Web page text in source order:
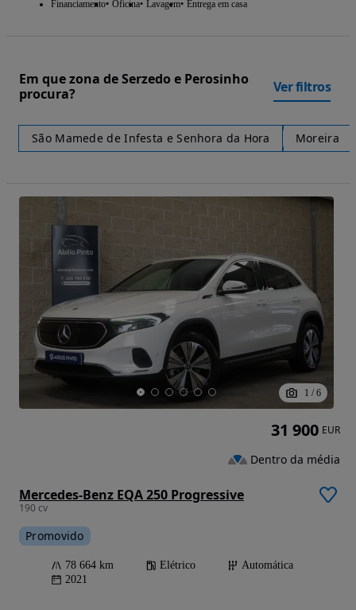
Financiamento Oficina Lavagem Entrega em casa
Em que zona de Serzedo e Perosinho
procura?
Ver filtros
São Mamede de Infesta e Senhora da Hora Moreira
1 / 6
Mercedes-Benz EQA 250 Progressive
190 cv
Promovido
78 664 km Elétrico
Automática
2021
31 900 EUR
Dentro da média